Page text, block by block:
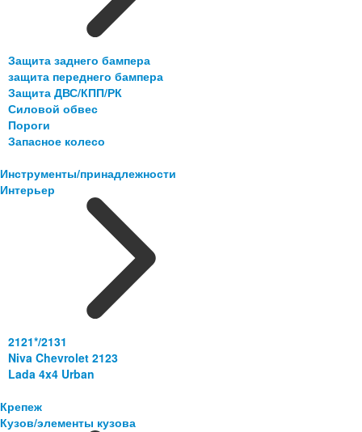
Защита заднего бампера
защита переднего бампера
Защита ДВС/КПП/РК
Силовой обвес
Пороги
Запасное колесо
Инструменты/принадлежности
Интерьер
2121*/2131
Niva Chevrolet 2123
Lada 4x4 Urban
Крепеж
Кузов/элементы кузова